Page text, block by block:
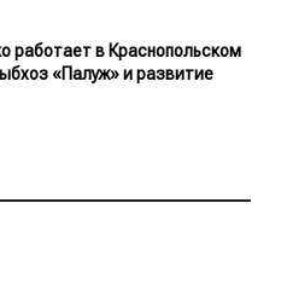
работает в Краснопольском
«Палуж» и развитие